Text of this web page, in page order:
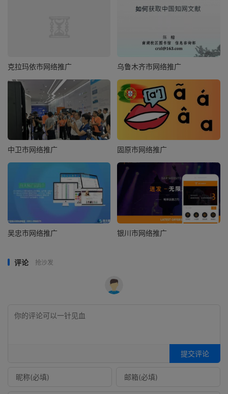
克拉玛依市网络推广 乌鲁木齐市网络推广
中卫市网络推广 固原市网络推广
吴忠市网络推广 银川市网络推广
评论 抢沙发
提交评论